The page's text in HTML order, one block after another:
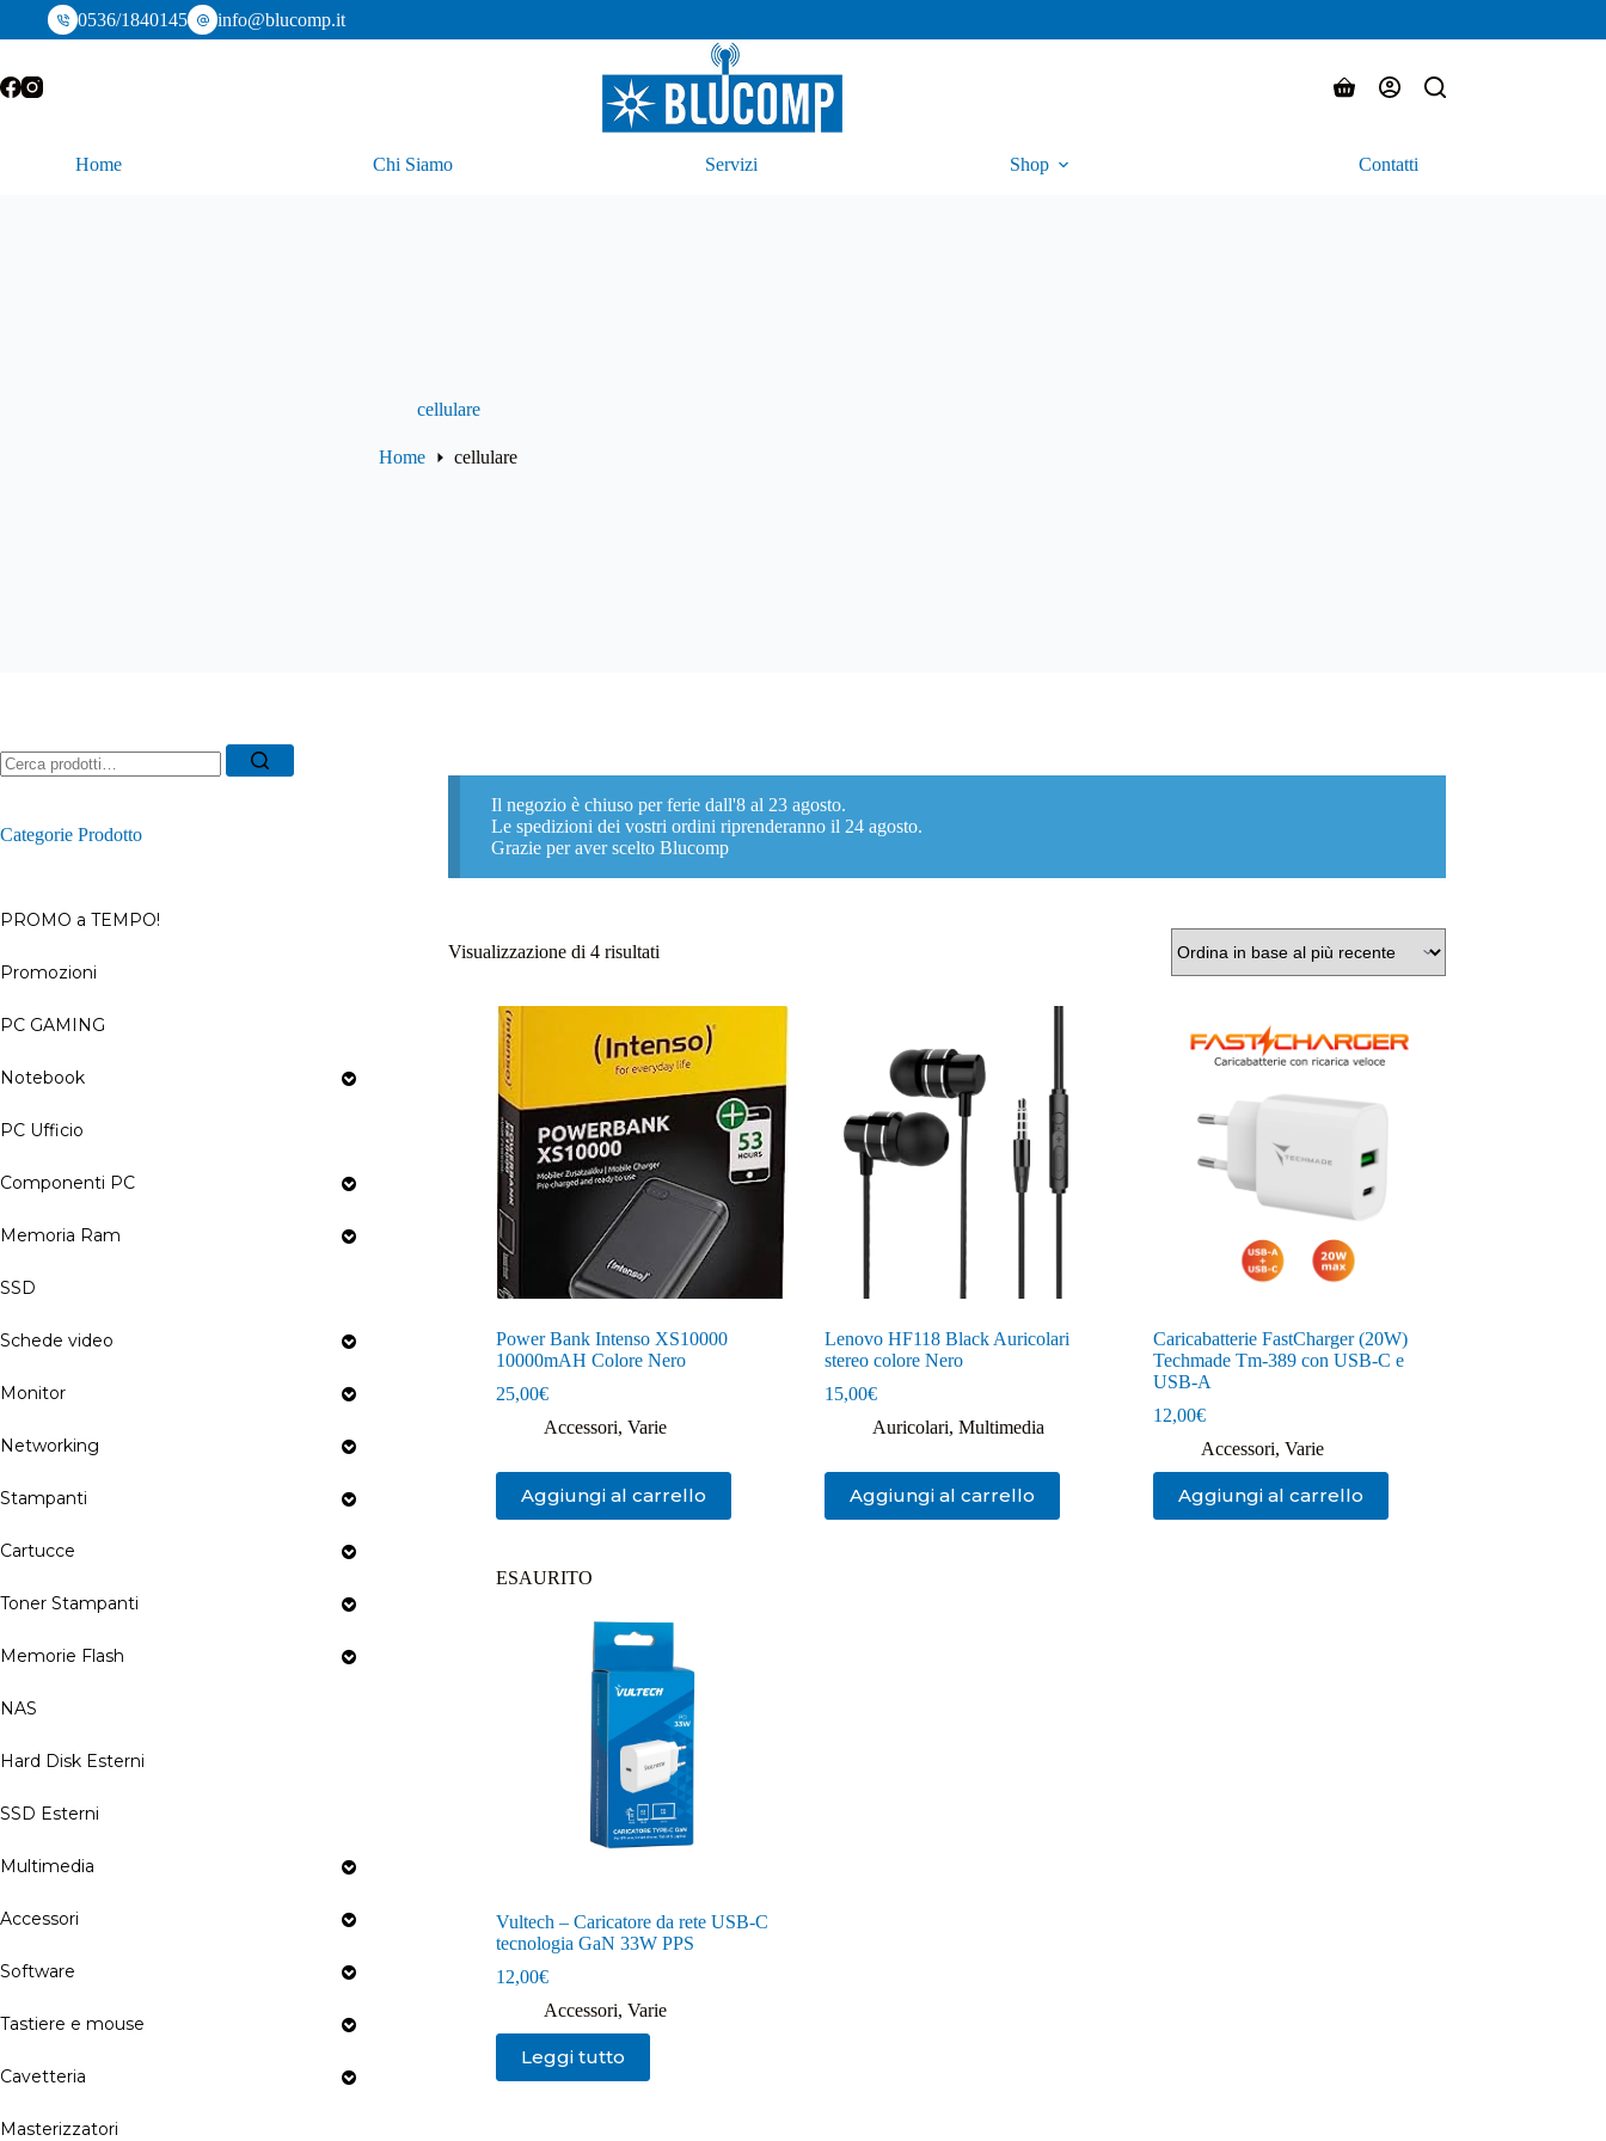
0536/1840145 info@blucomp.it
Carrello
Home Chi Siamo Servizi Shop Contatti
cellulare
Home cellulare
Il negozio è chiuso per ferie dall'8 al 23 agosto.
Le spedizioni dei vostri ordini riprenderanno il 24 agosto.
Grazie per aver scelto Blucomp
Visualizzazione di 4 risultatiOrdina
più
recente
Power Bank Intenso XS10000
10000mAH Colore Nero
25,00€
Accessori, Varie
Aggiungi al carrello
Lenovo HF118 Black Auricolari
stereo colore Nero
15,00€
Auricolari, Multimedia
Aggiungi al carrello
Caricabatterie FastCharger (20W)
Techmade Tm-389 con USB-C e
USB-A
12,00€
Accessori, Varie
Aggiungi al carrello
ESAURITO
Vultech – Caricatore da rete USB-C
tecnologia GaN 33W PPS
12,00€
Accessori, Varie
Leggi tutto
Ricerca
per:
Categorie Prodotto
PROMO a TEMPO!
Promozioni
–
PC GAMING
Notebook
PC Ufficio
Componenti PC
Memoria Ram
SSD
Schede video
Monitor
Networking
Stampanti
Cartucce
Toner Stampanti
Memorie Flash
NAS
Hard Disk Esterni
SSD Esterni
Multimedia
Accessori
Software
Tastiere e mouse
Cavetteria
Masterizzatori